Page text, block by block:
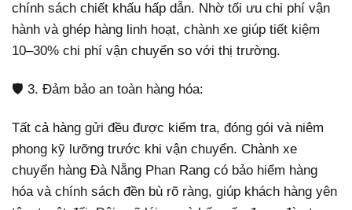
chính sách chiết khấu hấp dẫn. Nhờ tối ưu chi phí vận
hành và ghép hàng linh hoạt, chành xe giúp tiết kiệm
10–30% chi phí vận chuyển so với thị trường.
🛡️ 3. Đảm bảo an toàn hàng hóa:
Tất cả hàng gửi đều được kiểm tra, đóng gói và niêm
phong kỹ lưỡng trước khi vận chuyển. Chành xe
chuyển hàng Đà Nẵng Phan Rang có bảo hiểm hàng
hóa và chính sách đền bù rõ ràng, giúp khách hàng yên